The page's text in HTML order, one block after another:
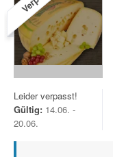
Leider verpasst!
Gültig: 14.06. -
20.06.